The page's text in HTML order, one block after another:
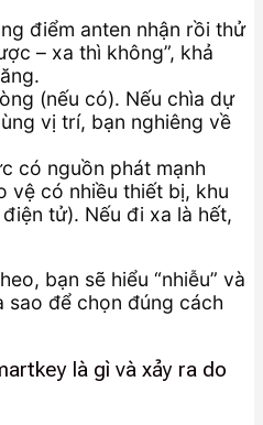
điểm anten nhận rồi thử
– xa thì không”, khả
(nếu có). Nếu chìa dự
vị trí, bạn nghiêng về
có nguồn phát mạnh
vệ có nhiều thiết bị, khu
tử). Nếu đi xa là hết,
bạn sẽ hiểu “nhiễu” và
sao để chọn đúng cách
là gì và xảy ra do